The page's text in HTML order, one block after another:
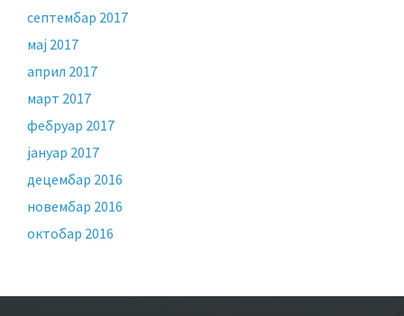
септембар 2017
мај 2017
април 2017
март 2017
фебруар 2017
јануар 2017
децембар 2016
новембар 2016
октобар 2016